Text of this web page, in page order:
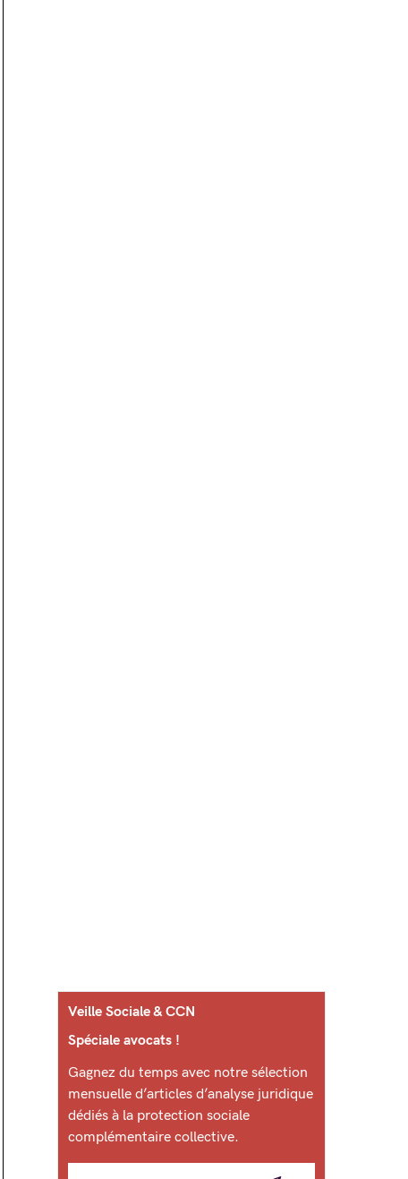
Veille Sociale & CCN
Spéciale avocats !
Gagnez du temps avec notre sélection
mensuelle d’articles d’analyse juridique
dédiés à la protection sociale
complémentaire collective.